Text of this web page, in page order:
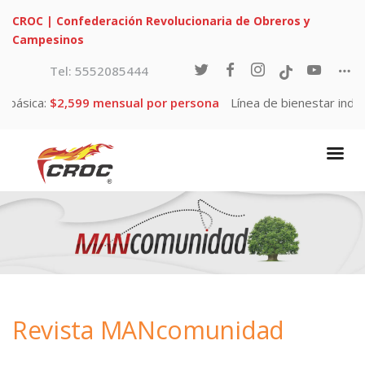
CROC | Confederación Revolucionaria de Obreros y
Campesinos
Tel: 5552085444
Línea de bienestar individual:$4,954 Línea de bienestar
Calcula tu aguinaldo de acuerdo a la ley
¿Cómo constituir una Cooperativa?
Agenda 2030
Programas CROC
Revista MANcomunidad